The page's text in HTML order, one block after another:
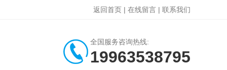
返回首页 | 在线留言 | 联系我们
全国服务咨询热线:
19963538795